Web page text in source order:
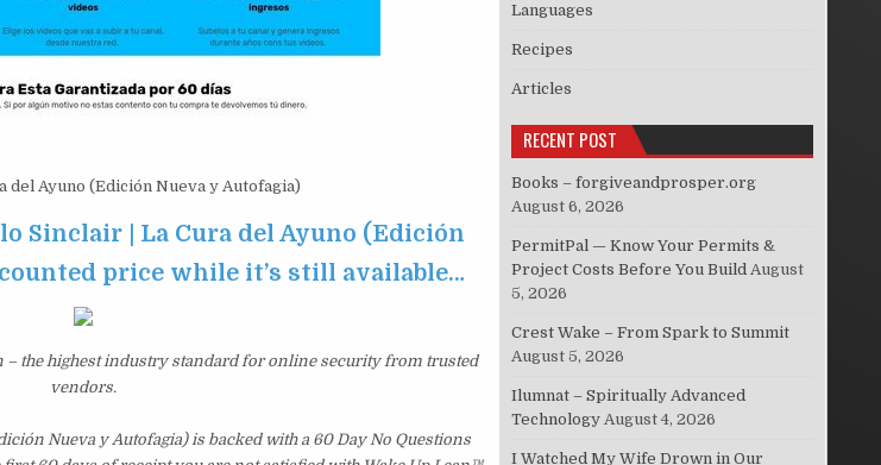
del Ayuno (Edición Nueva y Autofagia)
Sinclair | La Cura del Ayuno (Edición
price while it’s still available…
– the highest industry standard for online security from trusted
vendors.
Nueva y Autofagia) is backed with a 60 Day No Questions
Languages
Recipes
Articles
RECENT POST
Books – forgiveandprosper.org
August 6, 2026
PermitPal — Know Your Permits &
Project Costs Before You Build August
5, 2026
Crest Wake – From Spark to Summit
August 5, 2026
Ilumnat – Spiritually Advanced
Technology August 4, 2026
I Watched My Wife Drown in Our